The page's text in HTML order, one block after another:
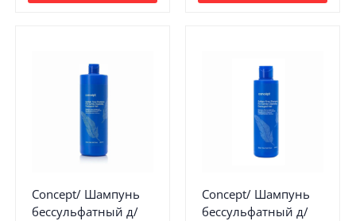
Concept/ Шампунь
бессульфатный д/
Concept/ Шампунь
бессульфатный д/